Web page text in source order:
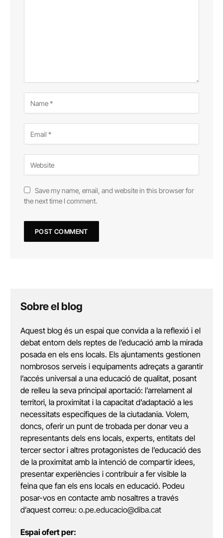
Save my name, email, and website in this browser for
the next time I comment.
Sobre el blog
Aquest blog és un espai que convida a la reflexió i el
debat entorn dels reptes de l’educació amb la mirada
posada en els ens locals. Els ajuntaments gestionen
nombrosos serveis i equipaments adreçats a garantir
l’accés universal a una educació de qualitat, posant
de relleu la seva principal aportació: l’arrelament al
territori, la proximitat i la capacitat d’adaptació a les
necessitats específiques de la ciutadania. Volem,
doncs, oferir un punt de trobada per donar veu a
representants dels ens locals, experts, entitats del
tercer sector i altres protagonistes de l’educació des
de la proximitat amb la intenció de compartir idees,
presentar experiències i contribuir a fer visible la
feina que fan els ens locals en educació. Podeu
posar-vos en contacte amb nosaltres a través
d’aquest correu: o.pe.educacio@diba.cat
Espai ofert per: